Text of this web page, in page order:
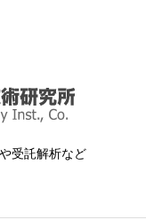
受託解析など